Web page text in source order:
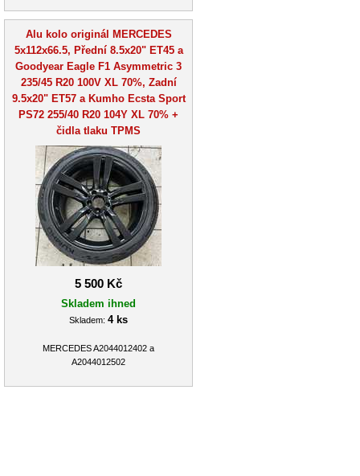
Alu kolo originál MERCEDES
5x112x66.5, Přední 8.5x20" ET45 a
Goodyear Eagle F1 Asymmetric 3
235/45 R20 100V XL 70%, Zadní
9.5x20" ET57 a Kumho Ecsta Sport
PS72 255/40 R20 104Y XL 70% +
čidla tlaku TPMS
5 500 Kč
Skladem ihned
Skladem: 4 ks
MERCEDES A2044012402 a
A2044012502